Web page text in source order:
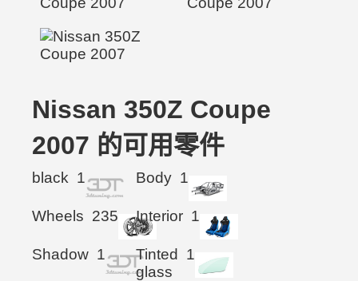
Nissan 350Z Coupe
2007 的可用零件
black 1 Body 1
Wheels 235 Interior 1
Shadow 1
Tinted
glass
1